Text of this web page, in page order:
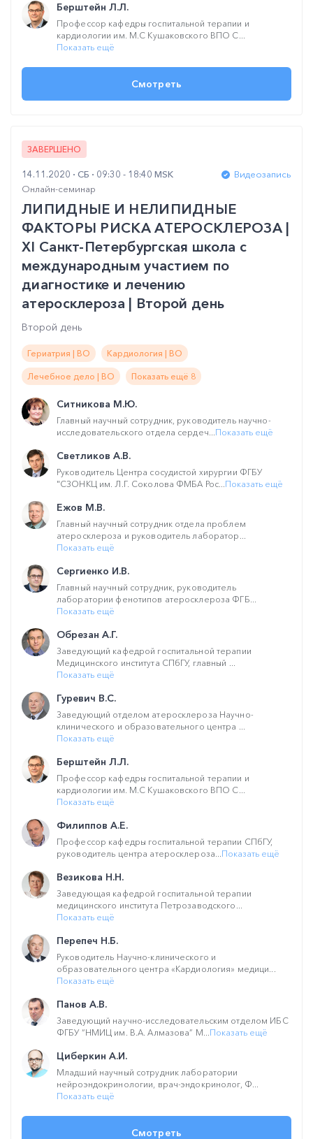
Берштейн Л.Л.
Профессор кафедры госпитальной терапии и
кардиологии им. М.С Кушаковского ВПО С...
Показать ещё
Смотреть
ЗАВЕРШЕНО
14.11.2020 СБ 09:30 - 18:40 MSK
Видеозапись
Онлайн-семинар
ЛИПИДНЫЕ И НЕЛИПИДНЫЕ
ФАКТОРЫ РИСКА АТЕРОСКЛЕРОЗА |
XI Санкт-Петербургская школа с
международным участием по
диагностике и лечению
атеросклероза | Второй день
Второй день
Гериатрия | ВО Кардиология | ВО
Лечебное дело | ВО Показать ещё 8
Ситникова М.Ю.
Главный научный сотрудник, руководитель научно-
исследовательского отдела сердеч...Показать ещё
Светликов А.В.
Руководитель Центра сосудистой хирургии ФГБУ
"СЗОНКЦ им. Л.Г. Соколова ФМБА Рос...Показать ещё
Ежов М.В.
Главный научный сотрудник отдела проблем
атеросклероза и руководитель лаборатор...
Показать ещё
Сергиенко И.В.
Главный научный сотрудник, руководитель
лаборатории фенотипов атеросклероза ФГБ...
Показать ещё
Обрезан А.Г.
Заведующий кафедрой госпитальной терапии
Медицинского института СПбГУ, главный ...
Показать ещё
Гуревич В.С.
Заведующий отделом атеросклероза Научно-
клинического и образовательного центра ...
Показать ещё
Берштейн Л.Л.
Профессор кафедры госпитальной терапии и
кардиологии им. М.С Кушаковского ВПО С...
Показать ещё
Филиппов А.Е.
Профессор кафедры госпитальной терапии СПбГУ,
руководитель центра атеросклероза...Показать ещё
Везикова Н.Н.
Заведующая кафедрой госпитальной терапии
медицинского института Петрозаводского...
Показать ещё
Перепеч Н.Б.
Руководитель Научно-клинического и
образовательного центра «Кардиология» медици...
Показать ещё
Панов А.В.
Заведующий научно-исследовательским отделом ИБС
ФГБУ “НМИЦ им. В.А. Алмазова” М...Показать ещё
Циберкин А.И.
Младший научный сотрудник лаборатории
нейроэндокринологии, врач-эндокринолог, Ф...
Показать ещё
Смотреть